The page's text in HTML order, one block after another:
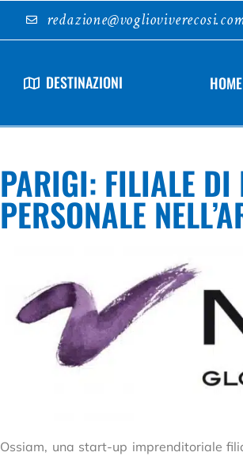
DESTINAZIONI HOME
PARIGI: FILIALE DI
PERSONALE
Ossiam, una start-up imprenditoriale